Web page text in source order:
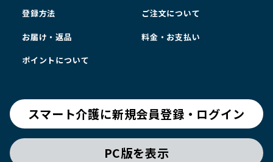
登録方法 ご注文について
お届け・返品 料金・お支払い
ポイントについて
スマート介護に新規会員登録・ログイン
PC版を表示